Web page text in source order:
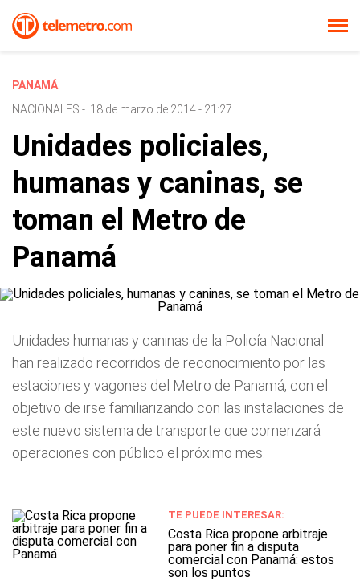
PANAMÁ
NACIONALES - 18 de marzo de 2014 - 21:27
Unidades policiales,
humanas y caninas, se
toman el Metro de
Panamá
Unidades humanas y caninas de la Policía Nacional
han realizado recorridos de reconocimiento por las
estaciones y vagones del Metro de Panamá, con el
objetivo de irse familiarizando con las instalaciones de
este nuevo sistema de transporte que comenzará
operaciones con público el próximo mes.
TE PUEDE INTERESAR:
Costa Rica propone arbitraje
para poner fin a disputa
comercial con Panamá: estos
son los puntos